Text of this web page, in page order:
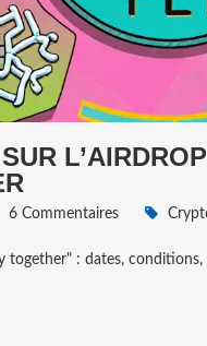
6 Commentaires
together" : dates,